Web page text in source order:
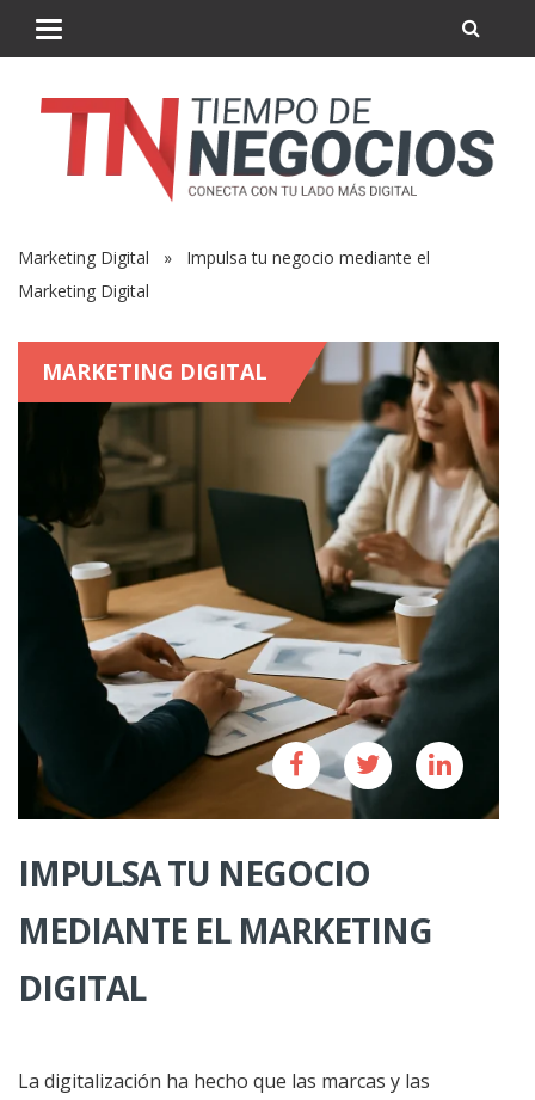
Marketing Digital » Impulsa tu negocio mediante el
Marketing Digital
MARKETING DIGITAL
IMPULSA TU NEGOCIO
MEDIANTE EL MARKETING
DIGITAL
La digitalización ha hecho que las marcas y las